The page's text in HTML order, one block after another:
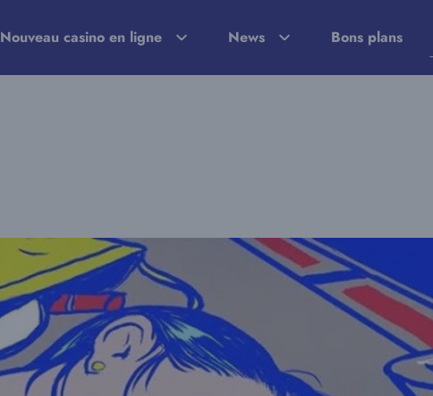
Nouveau casino en ligne News Bons plans